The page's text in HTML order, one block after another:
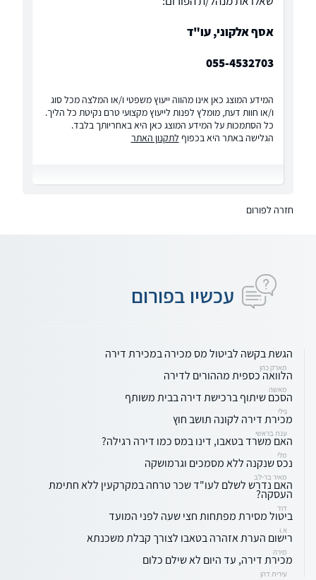
אסף אלקוני, עו"ד
055-4532703
המידע המוצג כאן אינו מהווה ייעוץ משפטי ו/או המלצה מכל סוג
ו/או חוות דעת, מומלץ לפנות לייעוץ מקצועי טרם נקיטת כל הליך.
כל הסתמכות על המידע המוצג כאן היא באחריותך בלבד.
הגלישה באתר היא בכפוף לתקנון האתר
חזרה לפורום
עכשיו בפורום
הגשת בקשה לביטול מס מכירה במכירת דירה
מארק כהן
הלוואה כספית מההורים לדירה
מאשה
הסכם שיתוף ברכישת דירה בבית משותף
גילי
מכירת דירה לקונה תושב חוץ
ענת בראשי
האם משרד בטאבו, דינו במס כמו דירה רגילה?
מלי
נכס שנקנה ללא מסמכים וגרמושקה
מאיר בר-לב
האם נדרש לשלם לעו"ד שכר טרחה במקרקעין ללא חתימת
העסקה?
דוד
ביטול מסירת מפתחות חצי שעה לפני המועד
א.ו
רישום הערת אזהרה בטאבו לצורך קבלת משכנתא
מירה
מכירת דירה, עד היום לא שילם כלום
עירית דהן